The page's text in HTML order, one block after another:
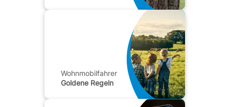
Wohnmobilfahrer
Goldene Regeln